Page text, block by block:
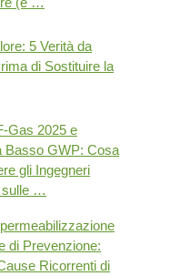
5 Verità da
di Sostituire la
Gas 2025 e
Basso GWP: Cosa
gli Ingegneri
sulle …
di Prevenzione:
Ricorrenti di